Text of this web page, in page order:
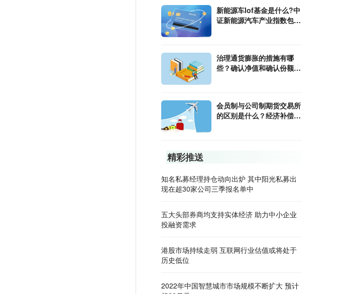
新能源车lof基金是什么?中
证新能源汽车产业指数包含
治理通货膨胀的措施有哪
些？确认净值和确认份额是
会员制与公司制期货交易所
的区别是什么？经济补偿金
精彩推送
知名私募经理持仓动向出炉 其中阳光私募出
现在超30家公司三季报名单中
五大头部券商均支持实体经济 助力中小企业
投融资需求
港股市场持续走弱 互联网行业估值或将处于
历史低位
2022年中国智慧城市市场规模不断扩大 预计